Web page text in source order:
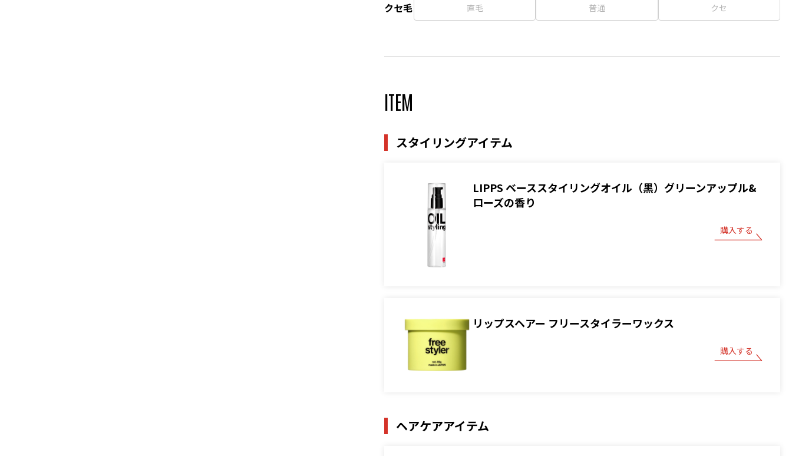
クセ毛 直毛 普通 クセ
ITEM
スタイリングアイテム
LIPPS ベーススタイリングオイル（黒）グリーンアップル&
ローズの香り
購入する
リップスヘアー フリースタイラーワックス
購入する
ヘアケアアイテム